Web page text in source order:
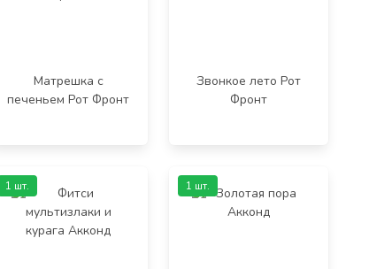
Матрешка с
печеньем Рот Фронт
Звонкое лето Рот
Фронт
1 шт. 1 шт.